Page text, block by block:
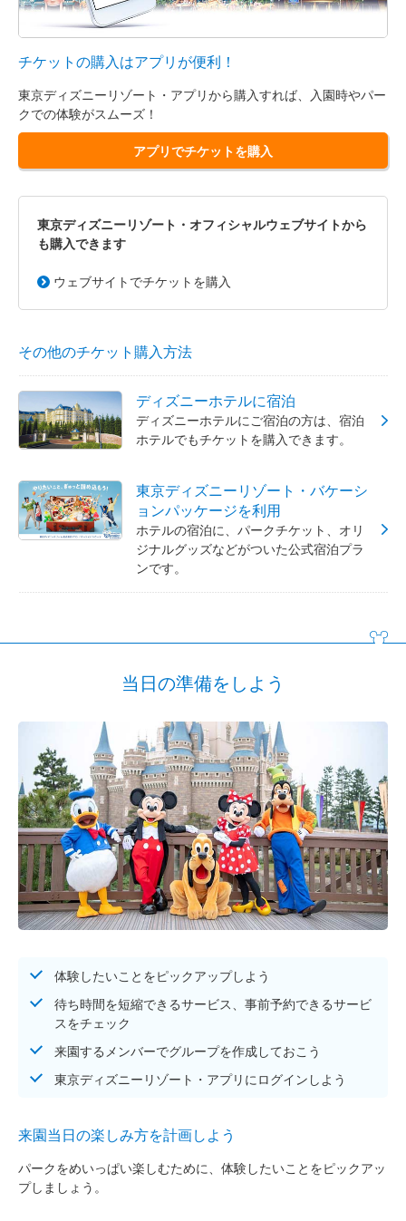
チケットの購入はアプリが便利！
東京ディズニーリゾート・アプリから購入すれば、入園時やパー
クでの体験がスムーズ！
アプリでチケットを購入
東京ディズニーリゾート・オフィシャルウェブサイトから
も購入できます
ウェブサイトでチケットを購入
その他のチケット購入方法
ディズニーホテルに宿泊
ディズニーホテルにご宿泊の方は、宿泊
ホテルでもチケットを購入できます。
東京ディズニーリゾート・バケーシ
ョンパッケージを利用
ホテルの宿泊に、パークチケット、オリ
ジナルグッズなどがついた公式宿泊プラ
ンです。
当日の準備をしよう
体験したいことをピックアップしよう
待ち時間を短縮できるサービス、事前予約できるサービ
スをチェック
来園するメンバーでグループを作成しておこう
東京ディズニーリゾート・アプリにログインしよう
来園当日の楽しみ方を計画しよう
パークをめいっぱい楽しむために、体験したいことをピックアッ
プしましょう。